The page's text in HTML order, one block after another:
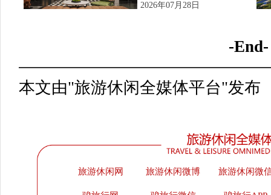
2026年07月28日
-End-
本文由"旅游休闲全媒体平台"发布
旅游休闲网 旅游休闲微博 旅游休闲微